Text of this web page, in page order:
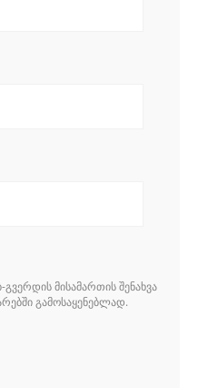
ᲛᲘᲡᲐᲛᲐᲠᲗᲘᲡ ᲨᲔᲜᲐᲮᲕᲐ
ᲒᲐᲛᲝᲡᲐᲧᲔᲜᲔᲑᲚᲐᲓ.